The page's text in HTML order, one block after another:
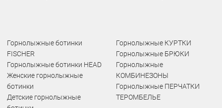
Горнолыжные ботинки
FISCHER
Горнолыжные ботинки HEAD
Женские горнолыжные
ботинки
Детские горнолыжные
Горнолыжные КУРТКИ
Горнолыжные БРЮКИ
Горнолыжные
КОМБИНЕЗОНЫ
Горнолыжные ПЕРЧАТКИ
ТЕРОМБЕЛЬЕ